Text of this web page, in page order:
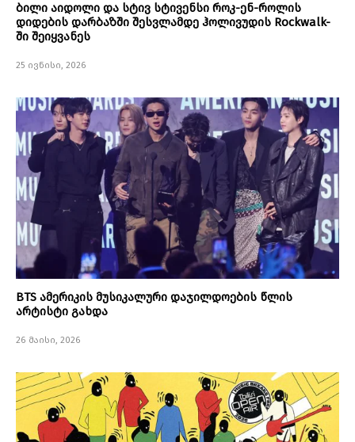
ბილი აიდოლი და სტივ სტივენსი როკ-ენ-როლის
დიდების დარბაზში შესვლამდე ჰოლივუდის Rockwalk-
ში შეიყვანეს
25 ივნისი, 2026
BTS ამერიკის მუსიკალური დაჯილდოების წლის
არტისტი გახდა
26 მაისი, 2026